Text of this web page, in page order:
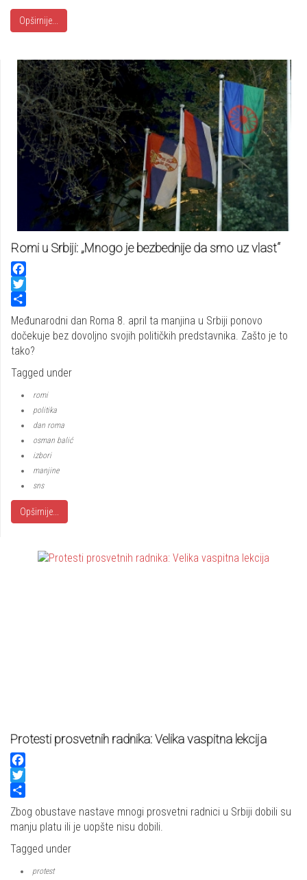
Opširnije...
Romi u Srbiji: „Mnogo je bezbednije da smo uz vlast“
Facebook
Twitter
Share
Međunarodni dan Roma 8. april ta manjina u Srbiji ponovo
dočekuje bez dovoljno svojih političkih predstavnika. Zašto je to
tako?
Tagged under
romi
politika
dan roma
osman balić
izbori
manjine
sns
Opširnije...
Protesti prosvetnih radnika: Velika vaspitna lekcija
Facebook
Twitter
Share
Zbog obustave nastave mnogi prosvetni radnici u Srbiji dobili su
manju platu ili je uopšte nisu dobili.
Tagged under
protest